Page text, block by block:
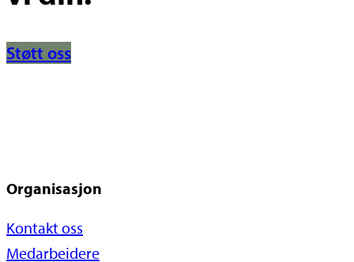
Støtt oss
Organisasjon
Kontakt oss
Medarbeidere